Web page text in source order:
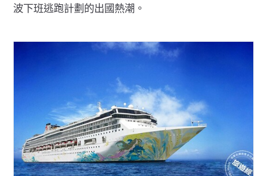
波下班逃跑計劃的出國熱潮。